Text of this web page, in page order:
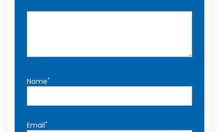
Nome*
Email*